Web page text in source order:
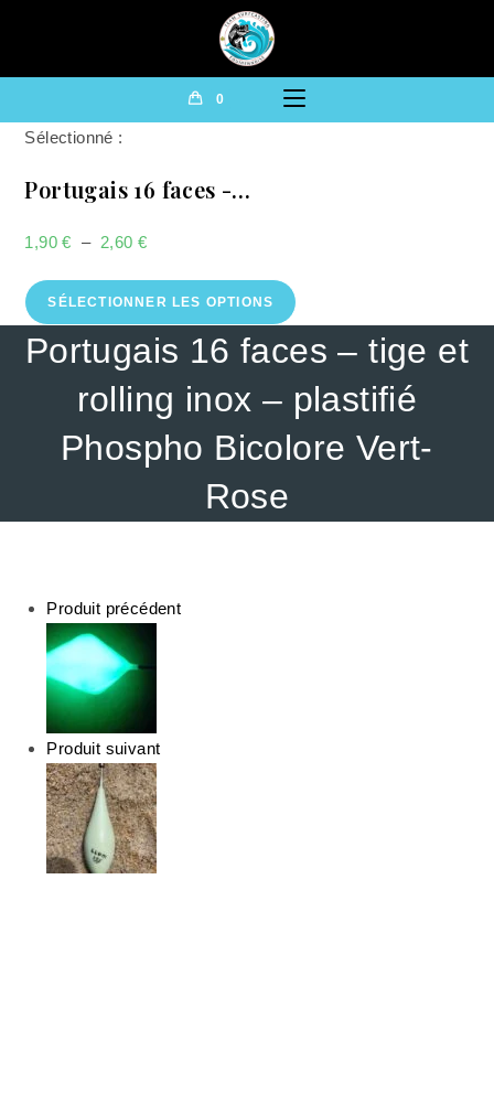
0
Sélectionné :
Portugais 16 faces -…
1,90€ – 2,60 €
SÉLECTIONNER LES OPTIONS
Portugais 16 faces – tige et
rolling inox – plastifié
Phospho Bicolore Vert-
Rose
Produit précédent
Produit suivant